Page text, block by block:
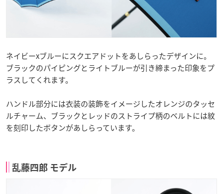
ネイビーxブルーにスクエアドットをあしらったデザインに。
ブラックのパイピングとライトブルーが引き締まった印象をプ
ラスしてくれます。
ハンドル部分には衣装の装飾をイメージしたオレンジのタッセ
ルチャーム、ブラックとレッドのストライプ柄のベルトには紋
を刻印したボタンがあしらっています。
乱藤四郎 モデル